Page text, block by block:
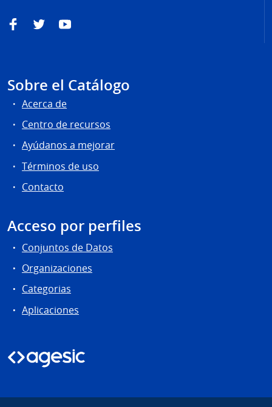
FacebookTwitterYouTube
Sobre el Catálogo
Acerca de
Centro de recursos
Ayúdanos a mejorar
Términos de uso
Contacto
Acceso por perfiles
Conjuntos de Datos
Organizaciones
Categorias
Aplicaciones